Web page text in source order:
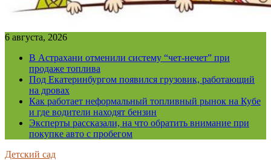
6 августа, 2026
В Астрахани отменили систему “чет-нечет” при
продаже топлива
Под Екатеринбургом появился грузовик, работающий
на дровах
Как работает неформальный топливный рынок на Кубе
и где водители находят бензин
Эксперты рассказали, на что обратить внимание при
покупке авто с пробегом
Детский сад